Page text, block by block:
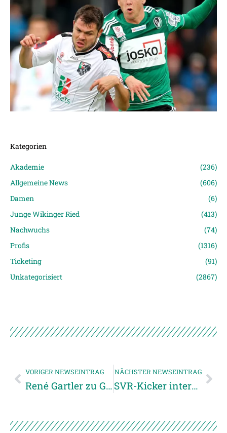
Kategorien
Akademie
(236)
Allgemeine News
(606)
Damen
(6)
Junge Wikinger Ried
(413)
Nachwuchs
(74)
Profis
(1316)
Ticketing
(91)
Unkategorisiert
(2867)
VORIGER NEWSEINTRAG
René Gartler zu Gast bei „Sport am Sonntag“
NÄCHSTER NEWSEINTRAG
SVR-Kicker international im Einsatz